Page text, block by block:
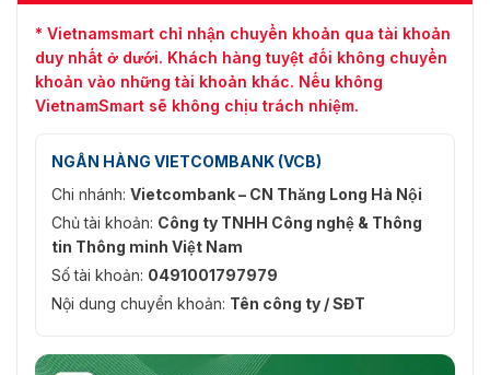
* Vietnamsmart chỉ nhận chuyển khoản qua tài khoản
duy nhất ở dưới. Khách hàng tuyệt đối không chuyển
khoản vào những tài khoản khác. Nếu không
VietnamSmart sẽ không chịu trách nhiệm.
NGÂN HÀNG VIETCOMBANK (VCB)
Chi nhánh: Vietcombank – CN Thăng Long Hà Nội
Chủ tài khoản: Công ty TNHH Công nghệ & Thông
tin Thông minh Việt Nam
Số tài khoản: 0491001797979
Nội dung chuyển khoản: Tên công ty / SĐT